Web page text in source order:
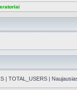
| TOTAL_USERS |